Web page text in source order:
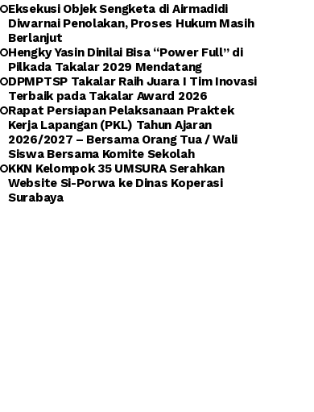
Eksekusi Objek Sengketa di Airmadidi
Diwarnai Penolakan, Proses Hukum Masih
Berlanjut
Hengky Yasin Dinilai Bisa “Power Full” di
Pilkada Takalar 2029 Mendatang
DPMPTSP Takalar Raih Juara I Tim Inovasi
Terbaik pada Takalar Award 2026
Rapat Persiapan Pelaksanaan Praktek
Kerja Lapangan (PKL) Tahun Ajaran
2026/2027 – Bersama Orang Tua / Wali
Siswa Bersama Komite Sekolah
KKN Kelompok 35 UMSURA Serahkan
Website Si-Porwa ke Dinas Koperasi
Surabaya